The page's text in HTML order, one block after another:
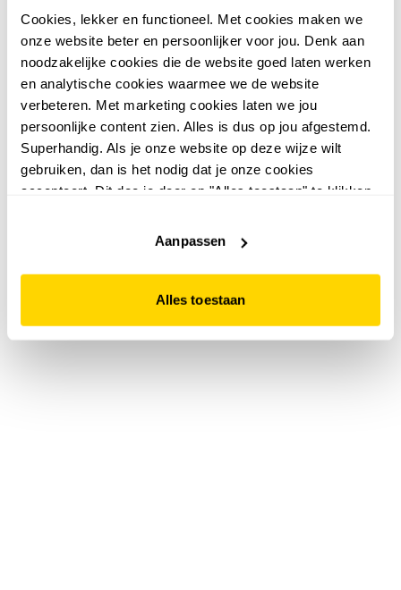
Cookies, lekker en functioneel. Met cookies maken we
onze website beter en persoonlijker voor jou. Denk aan
noodzakelijke cookies die de website goed laten werken
en analytische cookies waarmee we de website
verbeteren. Met marketing cookies laten we jou
persoonlijke content zien. Alles is dus op jou afgestemd.
Superhandig. Als je onze website op deze wijze wilt
gebruiken, dan is het nodig dat je onze cookies
accepteert. Dit doe je door op "Alles toestaan" te klikken.
website niet optimaal functioneert.
Aanpassen
Alles toestaan